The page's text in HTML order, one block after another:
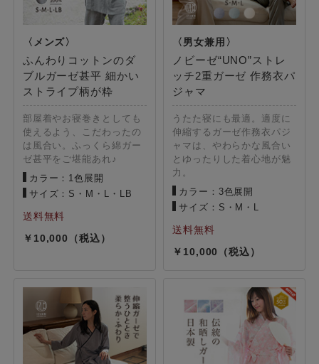
ふんわりコットンのダ
ブルガーゼ甚平 細かい
ストライプ柄が粋
部屋着やお寝巻きとしても
使えるよう、こだわったの
は風合い。ふっくら綿ガー
ゼ甚平をご堪能あれ♪
カラー：1色展開
サイズ：S・M・L・LB
10,000
ノビーゼ“UNO”ストレ
ッチ2重ガーゼ 作務衣パ
ジャマ
うたた寝にも最適。適度に
伸縮するガーゼ作務衣パジ
ャマは、やわらかな風合い
とゆったりした着心地が魅
力。
カラー：3色展開
サイズ：S・M・L
10,000